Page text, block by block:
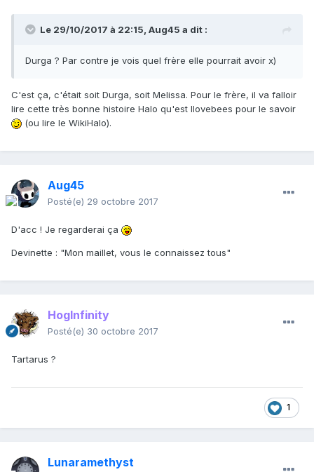
Le 29/10/2017 à 22:15, Aug45 a dit :
Durga ? Par contre je vois quel frère elle pourrait avoir x)
C'est ça, c'était soit Durga, soit Melissa. Pour le frère, il va falloir
lire cette très bonne histoire Halo qu'est Ilovebees pour le savoir
(ou lire le WikiHalo).
Aug45
Posté(e) 29 octobre 2017
D'acc ! Je regarderai ça
Devinette : "Mon maillet, vous le connaissez tous"
HogInfinity
Posté(e) 30 octobre 2017
Tartarus ?
1
Lunaramethyst